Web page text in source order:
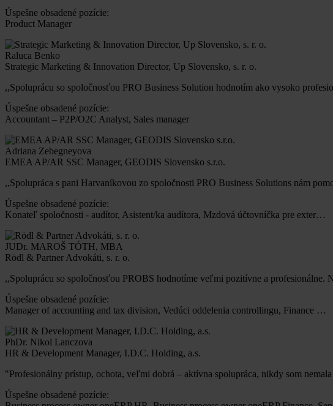
Úspešne obsadené pozície:
Product Manager
Raluca Benko
Strategic Marketing & Innovation Director, Up Slovensko, s. r. o.
,,Spoluprácu so spoločnosťou PRO Business Solution hodnotím ako vysoko
Úspešne obsadené pozície:
Accountant – P2P/O2C Analyst, Sales manager
Adriana Zebegneyova
EMEA AP/AR SSC Manager, GEODIS Slovensko s.r.o.
,,Spolupráca s pani Harvaníkovou zo spoločnosti PRO Business Solutions nám
Úspešne obsadené pozície:
Konateľ spoločnosti - audítor, Asistent/ka audítora, Mzdová účtovníčka pre exter…
JUDr. MAROŠ TÓTH, MBA
Rödl & Partner Advokáti, s. r. o.
,,Spoluprácu so spoločnosťou PROBS hodnotíme veľmi pozitívne a
Úspešne obsadené pozície:
Manager of accounting and tax division, Vedúci oddelenia controllingu, Finance …
PhDr. Nikol Lanczova
HR & Development Manager, I.D.C. Holding, a.s.
"Profesionálny prístup, ochota, veľmi dobrá – aktívna spolupráca, nikdy som
Úspešne obsadené pozície: